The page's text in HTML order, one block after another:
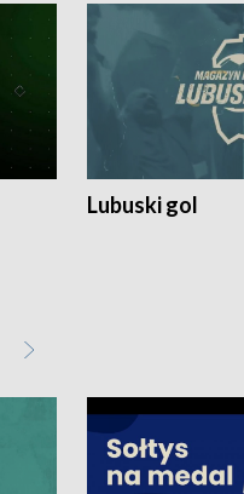
Lubuski gol